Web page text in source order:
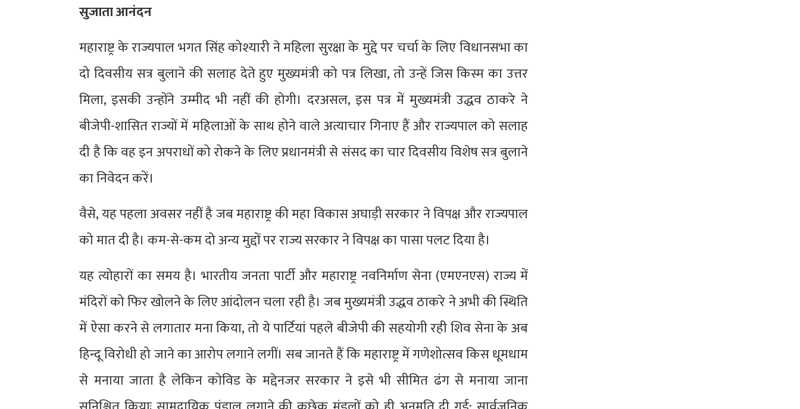
सुजाता आनंदन
महाराष्ट्र के राज्यपाल भगत सिंह कोश्यारी ने महिला सुरक्षा के मुद्दे पर चर्चा के लिए विधानसभा का
दो दिवसीय सत्र बुलाने की सलाह देते हुए मुख्यमंत्री को पत्र लिखा, तो उन्हें जिस किस्म का उत्तर
मिला, इसकी उन्होंने उम्मीद भी नहीं की होगी। दरअसल, इस पत्र में मुख्यमंत्री उद्धव ठाकरे ने
बीजेपी-शासित राज्यों में महिलाओं के साथ होने वाले अत्याचार गिनाए हैं और राज्यपाल को सलाह
दी है कि वह इन अपराधों को रोकने के लिए प्रधानमंत्री से संसद का चार दिवसीय विशेष सत्र बुलाने
का निवेदन करें।
वैसे, यह पहला अवसर नहीं है जब महाराष्ट्र की महा विकास अघाड़ी सरकार ने विपक्ष और राज्यपाल
को मात दी है। कम-से-कम दो अन्य मुद्दों पर राज्य सरकार ने विपक्ष का पासा पलट दिया है।
यह त्योहारों का समय है। भारतीय जनता पार्टी और महाराष्ट्र नवनिर्माण सेना (एमएनएस) राज्य में
मंदिरों को फिर खोलने के लिए आंदोलन चला रही है। जब मुख्यमंत्री उद्धव ठाकरे ने अभी की स्थिति
में ऐसा करने से लगातार मना किया, तो ये पार्टियां पहले बीजेपी की सहयोगी रही शिव सेना के अब
हिन्दू विरोधी हो जाने का आरोप लगाने लगीं। सब जानते हैं कि महाराष्ट्र में गणेशोत्सव किस धूमधाम
से मनाया जाता है लेकिन कोविड के मद्देनजर सरकार ने इसे भी सीमित ढंग से मनाया जाना